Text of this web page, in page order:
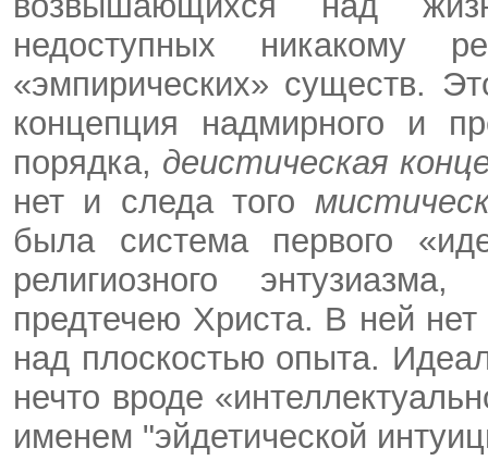
недоступных никакому
«эмпирических» существ.
концепция надмирного и
порядка, деистическая
нет и следа того
была система первого
религиозного
предтечею Христа. В ней
над плоскостью опыта.
нечто вроде
именем "эйдетической